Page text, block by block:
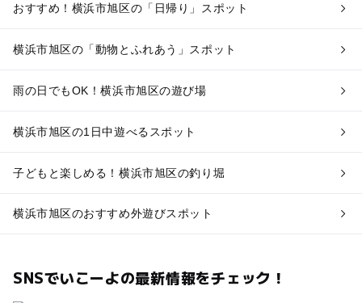
おすすめ！横浜市旭区の「日帰り」スポット
横浜市旭区の「動物とふれあう」スポット
雨の日でもOK！横浜市旭区の遊び場
横浜市旭区の1日中遊べるスポット
子どもと楽しめる！横浜市旭区の釣り堀
横浜市旭区のおすすめ外遊びスポット
SNSでいこーよの最新情報をチェック！